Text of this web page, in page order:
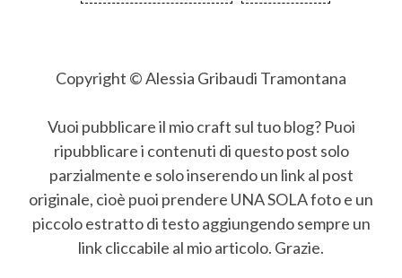
Copyright © Alessia Gribaudi Tramontana
Vuoi pubblicare il mio craft sul tuo blog? Puoi
ripubblicare i contenuti di questo post solo
parzialmente e solo inserendo un link al post
originale, cioè puoi prendere UNA SOLA foto e un
piccolo estratto di testo aggiungendo sempre un
link cliccabile al mio articolo. Grazie.